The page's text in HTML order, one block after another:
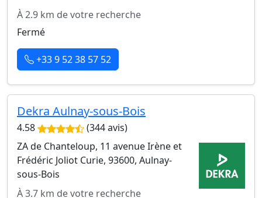
À 2.9 km de votre recherche
Fermé
+33 9 52 38 57 52
Dekra Aulnay-sous-Bois
4.58
(344 avis)
ZA de Chanteloup, 11 avenue Irène et
Frédéric Joliot Curie, 93600, Aulnay-
sous-Bois
À 3.7 km de votre recherche